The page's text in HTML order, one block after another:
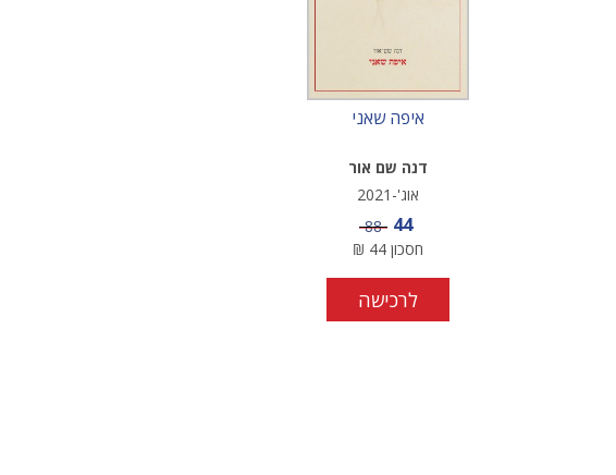
איפה שאני
דנה שם אור
אוג'-2021
מחיר מבצע
44 מחיר
88
חסכון 44
₪
לרכישה